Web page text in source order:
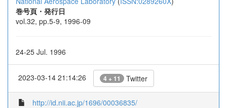
巻号頁・発行日
vol.32, pp.5-9, 1996-09
24-25 Jul. 1996
2023-03-14 21:14:26 4 + 11 Twitter
http://id.nii.ac.jp/1696/00036835/